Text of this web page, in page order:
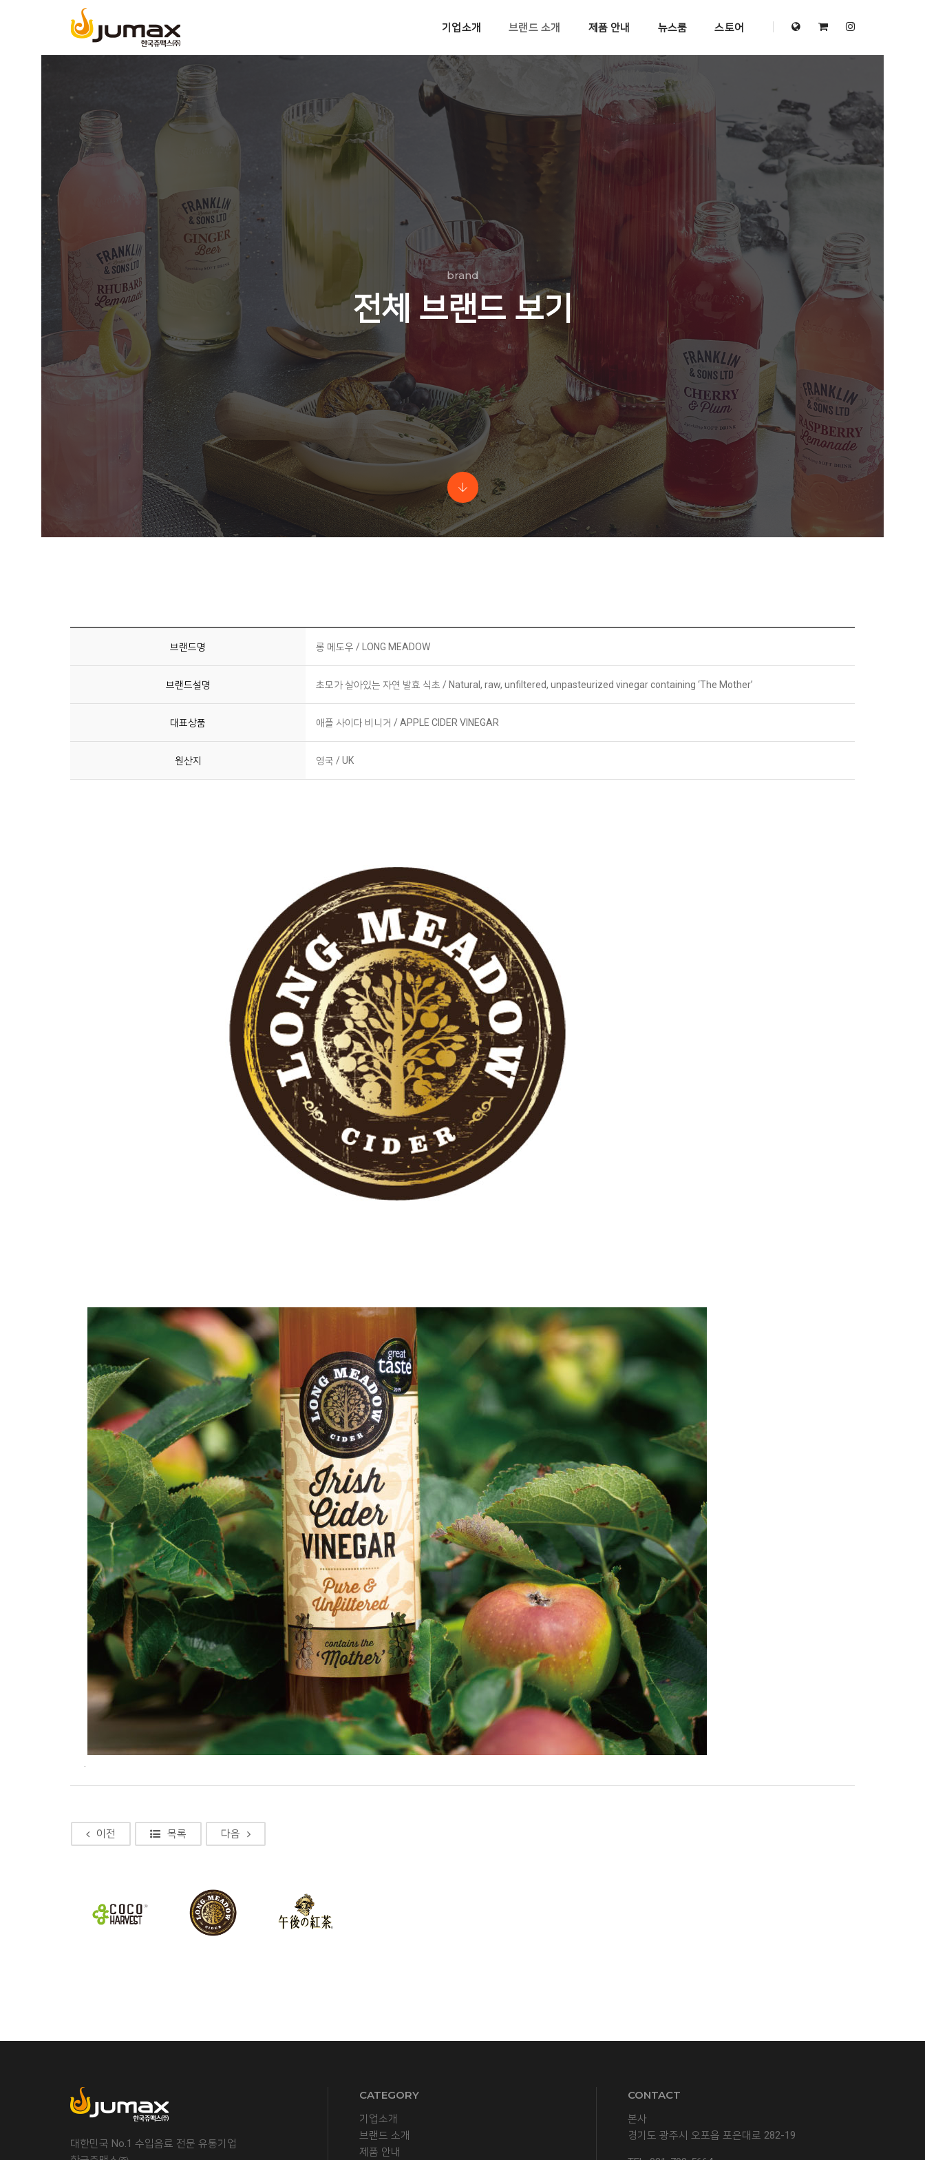
기업소개 브랜드 소개 제품 안내 뉴스룸 스토어
brand
전체 브랜드 보기
브랜드명 롱 메도우 / LONG MEADOW
브랜드설명 초모가 살아있는 자연 발효 식초 / Natural, raw, unfiltered, unpasteurized vinegar containing ‘The Mother’
대표상품 애플 사이다 비니거 / APPLE CIDER VINEGAR
원산지 영국 / UK
이전 목록 다음
대한민국 No.1 수입음료 전문 유통기업
CATEGORY
기업소개
브랜드 소개
제품 안내
CONTACT
본사
경기도 광주시 오포읍 포은대로 282-19